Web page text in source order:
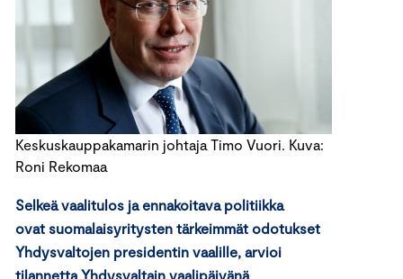
Keskuskauppakamarin johtaja Timo Vuori. Kuva:
Roni Rekomaa
Selkeä vaalitulos ja ennakoitava politiikka
ovat suomalaisyritysten tärkeimmät odotukset
Yhdysvaltojen presidentin vaalille, arvioi
tilannetta Yhdysvaltain vaalipäivänä